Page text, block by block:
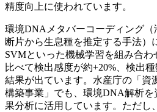
精度向上に使われています。
環境DNAメタバーコーディング
断片から生息種を推定する手法）
SVMといった機械学習を組み合わ
比べて検出感度が約+20%、検出
結果が出ています。水産庁の「資
構築事業」でも、環境DNA解析を
果分析に活用しています。ただし